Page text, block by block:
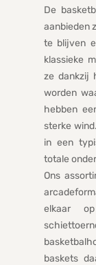
De
aanbieden
te blijven
klassieke
ze dankzij
worden
hebben
sterke
in een
totale
Ons
elkaar
baskets